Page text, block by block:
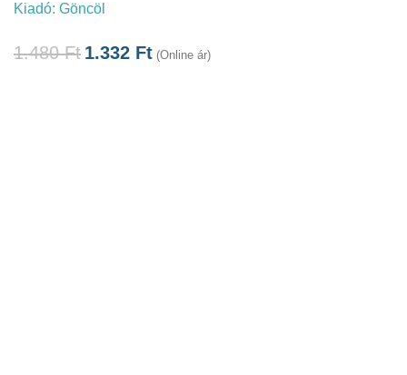
Kiadó: Göncöl
1.480Ft 1.332 Ft (Online ár)